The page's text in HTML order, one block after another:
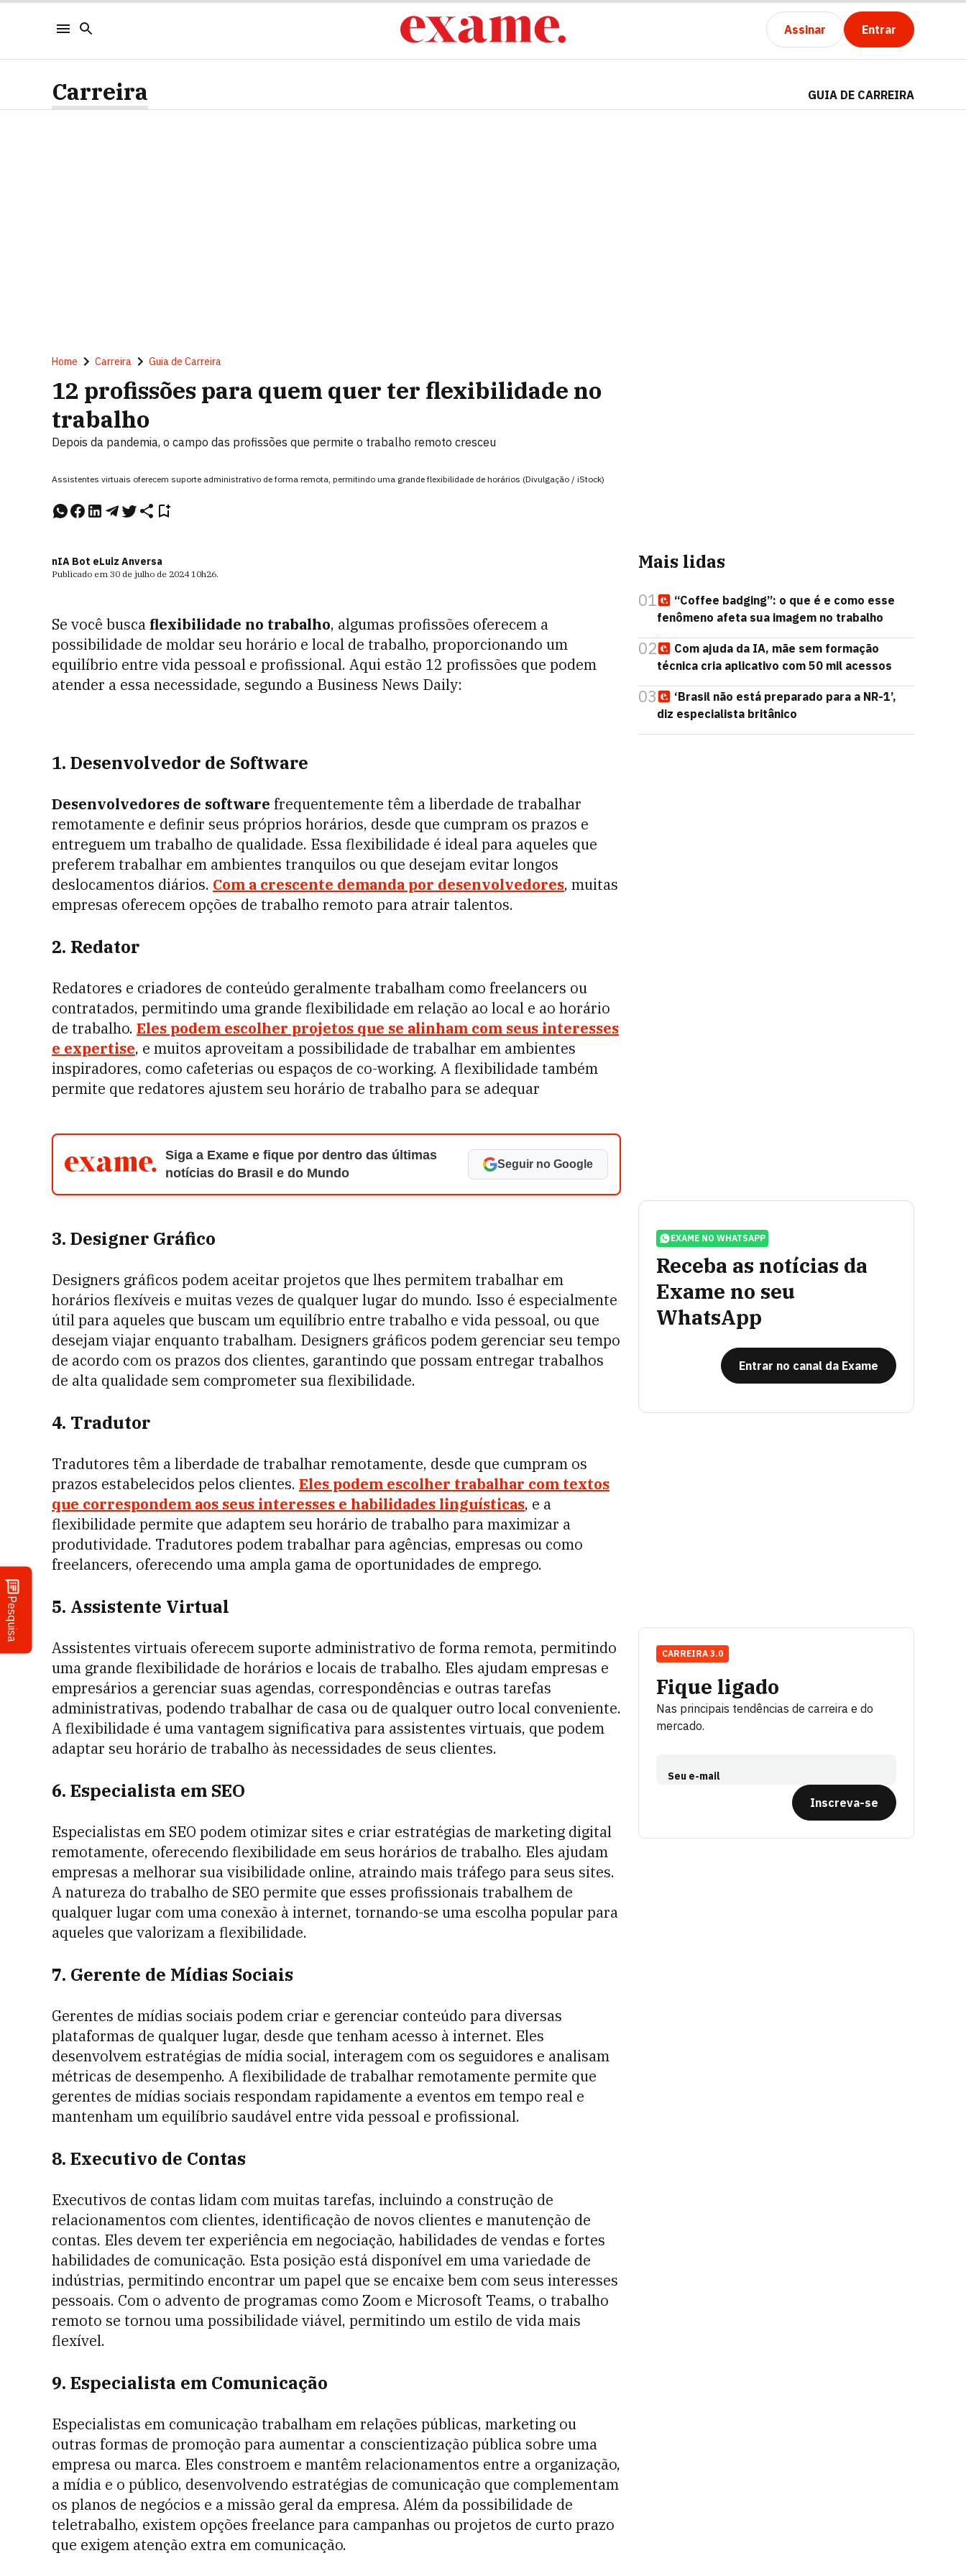
Assinar Entrar
Pesquisa
Carreira GUIA DE CARREIRA
Home Carreira Guia de Carreira
12 profissões para quem quer ter flexibilidade no
trabalho
Depois da pandemia, o campo das profissões que permite o trabalho remoto cresceu
Assistentes virtuais oferecem suporte administrativo de forma remota, permitindo uma grande flexibilidade de horários (Divulgação / iStock)
nIA Bot eLuiz Anversa
Publicado em 30 de julho de 2024 10h26.
Se você buscaflexibilidade no trabalho, algumas profissões oferecem a
possibilidade de moldar seu horário e local de trabalho, proporcionando um
equilíbrio entre vida pessoal e profissional. Aqui estão 12 profissões que podem
atender a essa necessidade, segundo a Business News Daily:
1. Desenvolvedor de Software
Desenvolvedores de software frequentemente têm a liberdade de trabalhar
remotamente e definir seus próprios horários, desde que cumpram os prazos e
entreguem um trabalho de qualidade. Essa flexibilidade é ideal para aqueles que
preferem trabalhar em ambientes tranquilos ou que desejam evitar longos
deslocamentos diários. Com a crescente demanda por desenvolvedores, muitas
empresas oferecem opções de trabalho remoto para atrair talentos.
2. Redator
Redatores e criadores de conteúdo geralmente trabalham como freelancers ou
contratados, permitindo uma grande flexibilidade em relação ao local e ao horário
de trabalho. Eles podem escolher projetos que se alinham com seus interesses
e expertise, e muitos aproveitam a possibilidade de trabalhar em ambientes
inspiradores, como cafeterias ou espaços de co-working. A flexibilidade também
permite que redatores ajustem seu horário de trabalho para se adequar
Siga a Exame e fique por dentro das últimas
notícias do Brasil e do Mundo
Seguir no Google
3. Designer Gráfico
Designers gráficos podem aceitar projetos que lhes permitem trabalhar em
horários flexíveis e muitas vezes de qualquer lugar do mundo. Isso é especialmente
útil para aqueles que buscam um equilíbrio entre trabalho e vida pessoal, ou que
desejam viajar enquanto trabalham. Designers gráficos podem gerenciar seu tempo
de acordo com os prazos dos clientes, garantindo que possam entregar trabalhos
de alta qualidade sem comprometer sua flexibilidade.
4. Tradutor
Tradutores têm a liberdade de trabalhar remotamente, desde que cumpram os
prazos estabelecidos pelos clientes. Eles podem escolher trabalhar com textos
que correspondem aos seus interesses e habilidades linguísticas, e a
flexibilidade permite que adaptem seu horário de trabalho para maximizar a
produtividade. Tradutores podem trabalhar para agências, empresas ou como
freelancers, oferecendo uma ampla gama de oportunidades de emprego.
5. Assistente Virtual
Assistentes virtuais oferecem suporte administrativo de forma remota, permitindo
uma grande flexibilidade de horários e locais de trabalho. Eles ajudam empresas e
empresários a gerenciar suas agendas, correspondências e outras tarefas
administrativas, podendo trabalhar de casa ou de qualquer outro local conveniente.
A flexibilidade é uma vantagem significativa para assistentes virtuais, que podem
adaptar seu horário de trabalho às necessidades de seus clientes.
6. Especialista em SEO
Especialistas em SEO podem otimizar sites e criar estratégias de marketing digital
remotamente, oferecendo flexibilidade em seus horários de trabalho. Eles ajudam
empresas a melhorar sua visibilidade online, atraindo mais tráfego para seus sites.
A natureza do trabalho de SEO permite que esses profissionais trabalhem de
qualquer lugar com uma conexão à internet, tornando-se uma escolha popular para
aqueles que valorizam a flexibilidade.
7. Gerente de Mídias Sociais
Gerentes de mídias sociais podem criar e gerenciar conteúdo para diversas
plataformas de qualquer lugar, desde que tenham acesso à internet. Eles
desenvolvem estratégias de mídia social, interagem com os seguidores e analisam
métricas de desempenho. A flexibilidade de trabalhar remotamente permite que
gerentes de mídias sociais respondam rapidamente a eventos em tempo real e
mantenham um equilíbrio saudável entre vida pessoal e profissional.
8. Executivo de Contas
Executivos de contas lidam com muitas tarefas, incluindo a construção de
relacionamentos com clientes, identificação de novos clientes e manutenção de
contas. Eles devem ter experiência em negociação, habilidades de vendas e fortes
habilidades de comunicação. Esta posição está disponível em uma variedade de
indústrias, permitindo encontrar um papel que se encaixe bem com seus interesses
pessoais. Com o advento de programas como Zoom e Microsoft Teams, o trabalho
remoto se tornou uma possibilidade viável, permitindo um estilo de vida mais
flexível.
9. Especialista em Comunicação
Especialistas em comunicação trabalham em relações públicas, marketing ou
outras formas de promoção para aumentar a conscientização pública sobre uma
empresa ou marca. Eles constroem e mantêm relacionamentos entre a organização,
a mídia e o público, desenvolvendo estratégias de comunicação que complementam
os planos de negócios e a missão geral da empresa. Além da possibilidade de
teletrabalho, existem opções freelance para campanhas ou projetos de curto prazo
que exigem atenção extra em comunicação.
Mais lidas
01
“Coffee badging”: o que é e como esse
fenômeno afeta sua imagem no trabalho
02
Com ajuda da IA, mãe sem formação
técnica cria aplicativo com 50 mil acessos
03
‘Brasil não está preparado para a NR-1’,
diz especialista britânico
EXAME NO WHATSAPP
Receba as notícias da
Exame no seu
WhatsApp
Entrar no canal da Exame
Fique ligado
Nas principais tendências de carreira e do
mercado.
Seu e-mail
Inscreva-se
CARREIRA 3.0